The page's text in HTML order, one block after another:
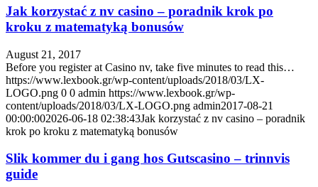
Jak korzystać z nv casino – poradnik krok po
kroku z matematyką bonusów
August 21, 2017
Before you register at Casino nv, take five minutes to read this…
https://www.lexbook.gr/wp-content/uploads/2018/03/LX-
LOGO.png 0 0 admin https://www.lexbook.gr/wp-
content/uploads/2018/03/LX-LOGO.png admin2017-08-21
00:00:002026-06-18 02:38:43Jak korzystać z nv casino – poradnik
krok po kroku z matematyką bonusów
Slik kommer du i gang hos Gutscasino – trinnvis
guide